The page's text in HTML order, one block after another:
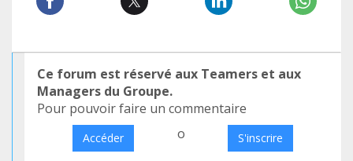
Ce forum est réservé aux Teamers et aux
Managers du Groupe.
Pour pouvoir faire un commentaire
Accéder o S'inscrire